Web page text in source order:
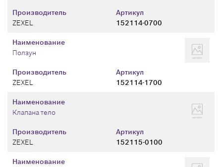
Производитель
ZEXEL
Артикул
152114-0700
Производитель
ZEXEL
Артикул
152114-1700
Наименование
Ползун
Производитель
ZEXEL
Артикул
152115-0100
Наименование
Клапана тело
Наименование